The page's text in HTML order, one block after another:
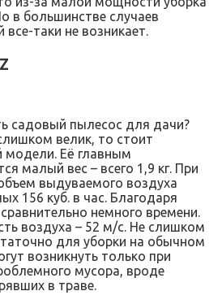
в большинстве случаев
таки не возникает.
садовый пылесос для дачи?
велик, то стоит
модели. Её главным
малый вес – всего 1,9 кг. При
выдуваемого воздуха
156 куб. в час. Благодаря
немного времени.
воздуха – 52 м/с. Не слишком
для уборки на обычном
возникнуть только при
мусора, вроде
в траве.